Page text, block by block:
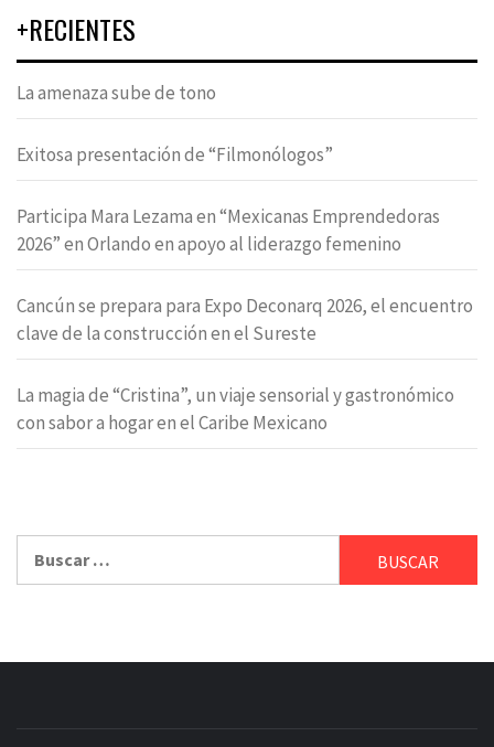
+RECIENTES
La amenaza sube de tono
Exitosa presentación de “Filmonólogos”
Participa Mara Lezama en “Mexicanas Emprendedoras
2026” en Orlando en apoyo al liderazgo femenino
Cancún se prepara para Expo Deconarq 2026, el encuentro
clave de la construcción en el Sureste
La magia de “Cristina”, un viaje sensorial y gastronómico
con sabor a hogar en el Caribe Mexicano